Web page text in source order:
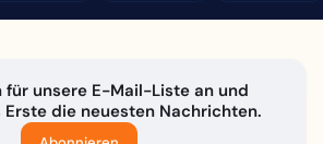
für unsere E-Mail-Liste an und
Erste die neuesten Nachrichten.